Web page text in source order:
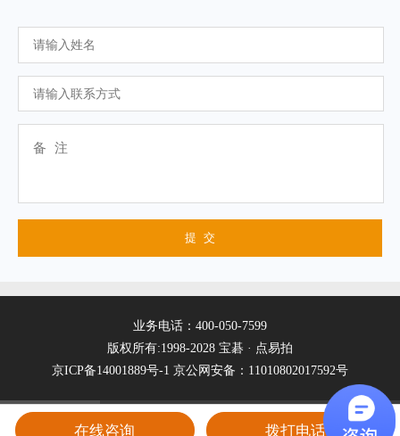
业务电话：400-050-7599
版权所有:1998-2028 宝碁 · 点易拍
京ICP备14001889号-1 京公网安备：11010802017592号
在线咨询 拨打电话